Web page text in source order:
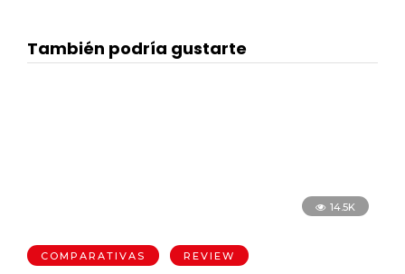
También podría gustarte
14.5K
COMPARATIVAS REVIEW